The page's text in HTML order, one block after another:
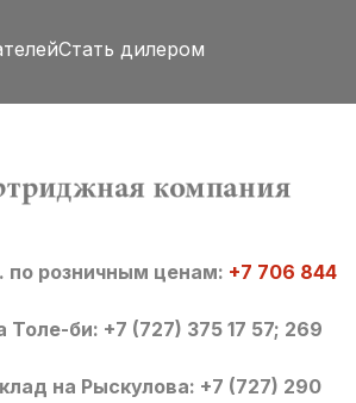
Стать дилером
по розничным ценам: +7 706 844
би: +7 (727) 375 17 57; 269
на Рыскулова: +7 (727) 290